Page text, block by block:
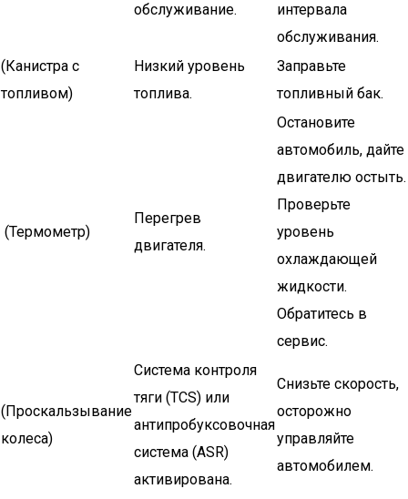
обслуживание.
интервала
обслуживания.
(Канистра с
топливом)
Низкий уровень
топлива.
Заправьте
топливный бак.
️ (Термометр)
Перегрев
двигателя.
Остановите
автомобиль, дайте
двигателю остыть.
Проверьте
уровень
охлаждающей
жидкости.
Обратитесь в
сервис.
(Проскальзывание
колеса)
Система контроля
тяги (TCS) или
антипробуксовочная
система (ASR)
активирована.
Снизьте скорость,
осторожно
управляйте
автомобилем.